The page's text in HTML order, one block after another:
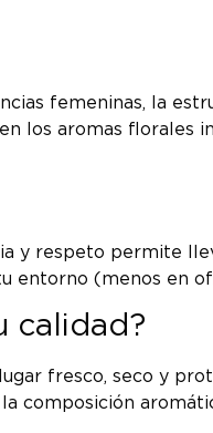
femeninas, la
los aromas florales
y respeto permite
entorno (menos en
calidad?
fresco, seco y
composición